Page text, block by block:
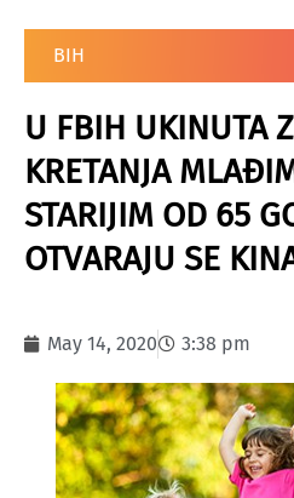
BIH
U FBIH UKINUTA
KRETANJA
STARIJIM OD 65
OTVARAJU SE
May 14, 2020 3:38 pm